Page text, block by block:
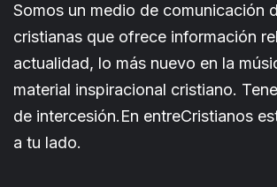
Somos un medio de comunicación
cristianas que ofrece información
actualidad, lo más nuevo en la
material inspiracional cristiano.
de intercesión.En entreCristianos
a tu lado.